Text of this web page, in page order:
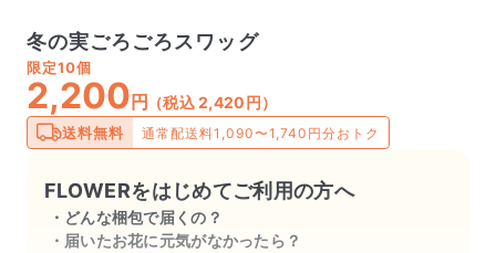
冬の実ごろごろスワッグ
限定10個
2,200 円 （税込 2,420円）
送料無料 通常配送料1,090〜1,740円分おトク
FLOWERをはじめてご利用の方へ
どんな梱包で届くの？
届いたお花に元気がなかったら？